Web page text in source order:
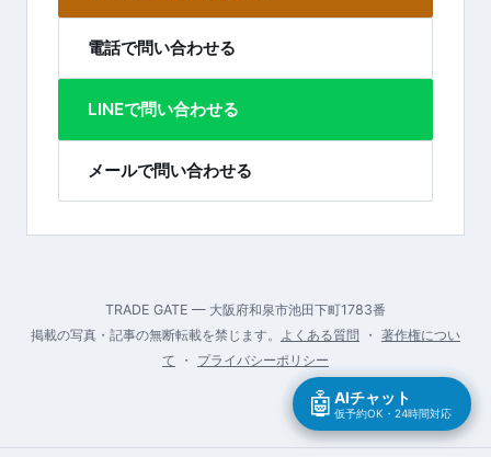
電話で問い合わせる
LINEで問い合わせる
メールで問い合わせる
TRADE GATE — 大阪府和泉市池田下町1783番
掲載の写真・記事の無断転載を禁じます。 よくある質問 ・ 著作権につい
て ・ プライバシーポリシー
🤖 AIチャット
仮予約OK・24時間対応